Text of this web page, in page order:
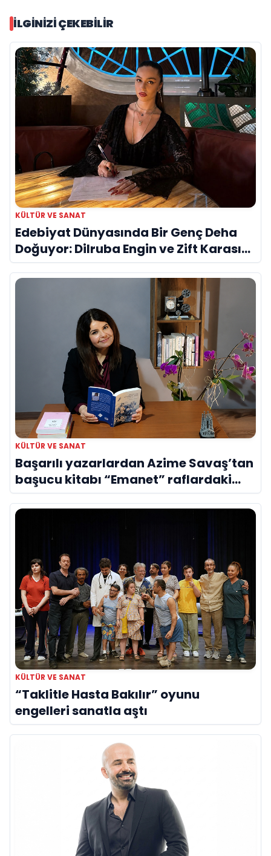
İLGINIZI ÇEKEBILIR
KÜLTÜR VE SANAT
Edebiyat Dünyasında Bir Genç Deha
Doğuyor: Dilruba Engin ve Zift Karası
Evreni ‘AVENOİR’
KÜLTÜR VE SANAT
Başarılı yazarlardan Azime Savaş’tan
başucu kitabı “Emanet” raflardaki
yerini aldı
KÜLTÜR VE SANAT
“Taklitle Hasta Bakılır” oyunu
engelleri sanatla aştı